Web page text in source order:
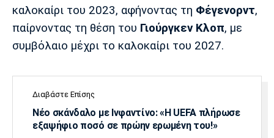
Μπορούσια
Ντόρτμουντ
Παρί Σεν
Μαρσέιγ
καλοκαίρι του 2023, αφήνοντας τη Φέγενορντ,
παίρνοντας τη θέση του Γιούργκεν Κλοπ, με
συμβόλαιο μέχρι το καλοκαίρι του 2027.
Διαβάστε Επίσης
Νέο σκάνδαλο με Ινφαντίνο: «Η UEFA πλήρωσε
εξαψήφιο ποσό σε πρώην ερωμένη του!»